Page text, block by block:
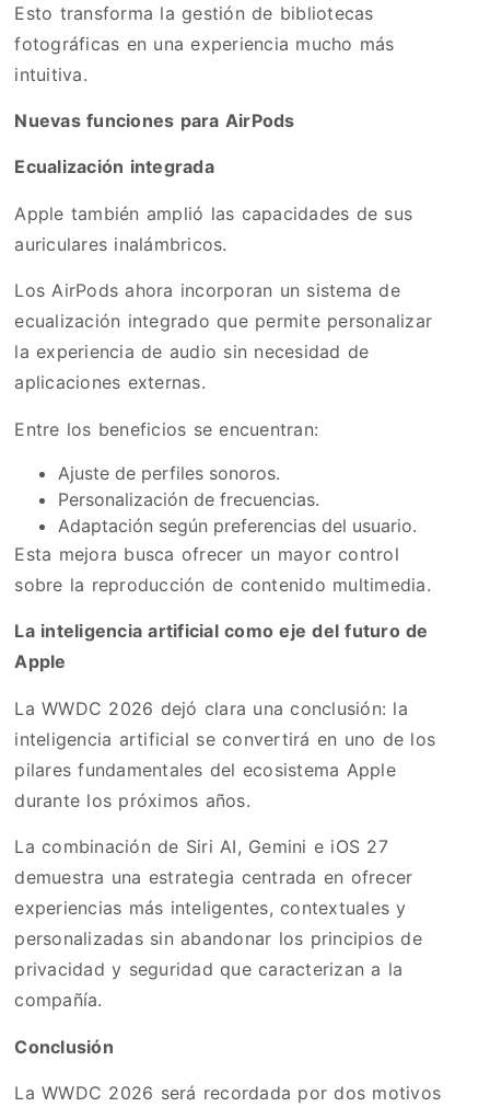
Esto transforma la gestión de bibliotecas
fotográficas en una experiencia mucho más
intuitiva.
Nuevas funciones para AirPods
Ecualización integrada
Apple también amplió las capacidades de sus
auriculares inalámbricos.
Los AirPods ahora incorporan un sistema de
ecualización integrado que permite personalizar
la experiencia de audio sin necesidad de
aplicaciones externas.
Entre los beneficios se encuentran:
Ajuste de perfiles sonoros.
Personalización de frecuencias.
Adaptación según preferencias del usuario.
Esta mejora busca ofrecer un mayor control
sobre la reproducción de contenido multimedia.
La inteligencia artificial como eje del futuro de
Apple
La WWDC 2026 dejó clara una conclusión: la
inteligencia artificial se convertirá en uno de los
pilares fundamentales del ecosistema Apple
durante los próximos años.
La combinación de Siri AI, Gemini e iOS 27
demuestra una estrategia centrada en ofrecer
experiencias más inteligentes, contextuales y
personalizadas sin abandonar los principios de
privacidad y seguridad que caracterizan a la
compañía.
Conclusión
La WWDC 2026 será recordada por dos motivos